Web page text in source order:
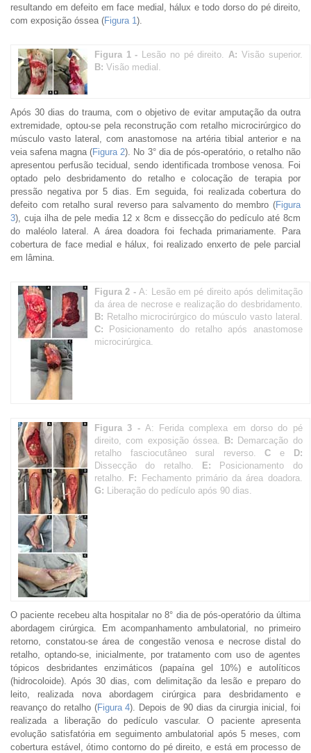
resultando em defeito em face medial, hálux e todo dorso do pé direito,
com exposição óssea (Figura 1 ).
Figura 1 - Lesão no pé direito. A: Visão superior.
B: Visão medial.
Após 30 dias do trauma, com o objetivo de evitar amputação da outra
extremidade, optou-se pela reconstrução com retalho microcirúrgico do
músculo vasto lateral, com anastomose na artéria tibial anterior e na
veia safena magna (Figura 2). No 3° dia de pós-operatório, o retalho não
apresentou perfusão tecidual, sendo identificada trombose venosa. Foi
optado pelo desbridamento do retalho e colocação de terapia por
pressão negativa por 5 dias. Em seguida, foi realizada cobertura do
defeito com retalho sural reverso para salvamento do membro (Figura
3), cuja ilha de pele media 12 x 8cm e dissecção do pedículo até 8cm
do maléolo lateral. A área doadora foi fechada primariamente. Para
cobertura de face medial e hálux, foi realizado enxerto de pele parcial
em lâmina.
Figura 2 -A: Lesão em pé direito após delimitação
da área de necrose e realização do desbridamento.
B: Retalho microcirúrgico do músculo vasto lateral.
C: Posicionamento do retalho após anastomose
microcirúrgica.
Figura 3 - A: Ferida complexa em dorso do pé
direito, com exposição óssea.
B: Demarcação do
retalho fasciocutâneo sural reverso.C e
D:
Dissecção do retalho.
E: Posicionamento do
retalho.
F: Fechamento primário da área doadora.
G: Liberação do pedículo após 90 dias.
O paciente recebeu alta hospitalar no 8° dia de pós-operatório da última
abordagem cirúrgica. Em acompanhamento ambulatorial, no primeiro
retorno, constatou-se área de congestão venosa e necrose distal do
retalho, optando-se, inicialmente, por tratamento com uso de agentes
tópicos desbridantes enzimáticos (papaína gel 10%) e autolíticos
(hidrocoloide). Após 30 dias, com delimitação da lesão e preparo do
leito, realizada nova abordagem cirúrgica para desbridamento e
reavanço do retalho (Figura 4). Depois de 90 dias da cirurgia inicial, foi
realizada a liberação do pedículo vascular. O paciente apresenta
evolução satisfatória em seguimento ambulatorial após 5 meses, com
cobertura estável, ótimo contorno do pé direito, e está em processo de